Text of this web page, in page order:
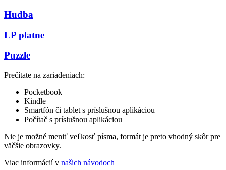
Hudba
LP platne
Puzzle
Prečítate na zariadeniach:
Pocketbook
Kindle
Smartfón či tablet s príslušnou aplikáciou
Počítač s príslušnou aplikáciou
Nie je možné meniť veľkosť písma, formát je preto vhodný skôr pre
väčšie obrazovky.
Viac informácií v našich návodoch